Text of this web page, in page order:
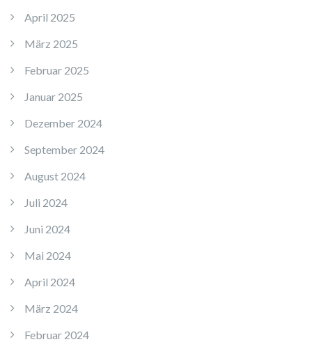
April 2025
März 2025
Februar 2025
Januar 2025
Dezember 2024
September 2024
August 2024
Juli 2024
Juni 2024
Mai 2024
April 2024
März 2024
Februar 2024